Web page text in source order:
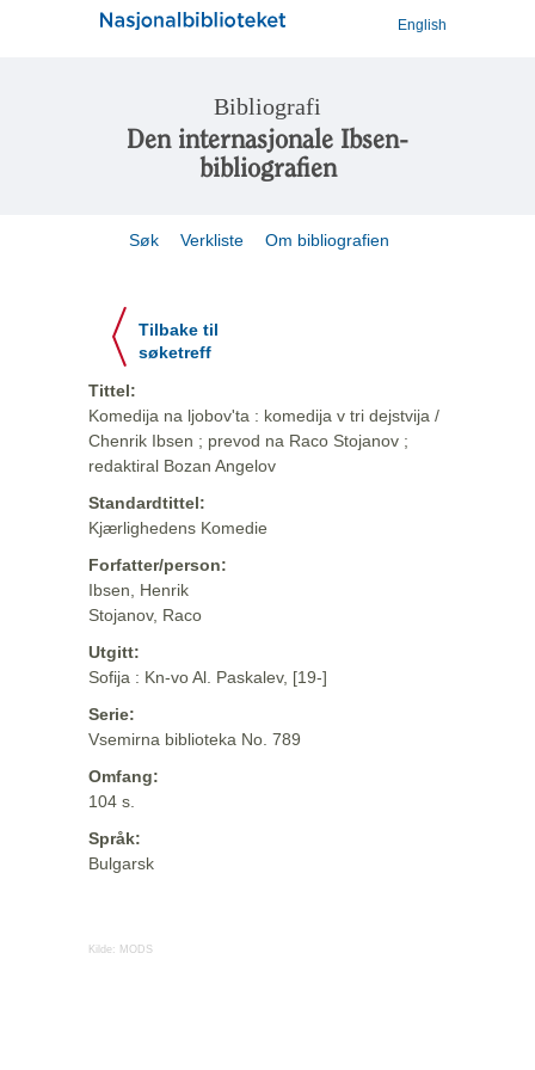
English
Bibliografi
Den internasjonale Ibsen-
bibliografien
Søk Verkliste Om bibliografien
Tilbake til
søketreff
Tittel:
Komedija na ljobov'ta : komedija v tri dejstvija /
Chenrik Ibsen ; prevod na Raco Stojanov ;
redaktiral Bozan Angelov
Standardtittel:
Kjærlighedens Komedie
Forfatter/person:
Ibsen, Henrik
Stojanov, Raco
Utgitt:
Sofija : Kn-vo Al. Paskalev, [19-]
Serie:
Vsemirna biblioteka No. 789
Omfang:
104 s.
Språk:
Bulgarsk
Kilde: MODS